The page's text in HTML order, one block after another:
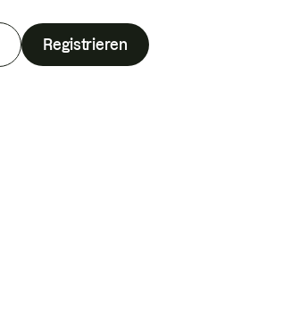
Registrieren